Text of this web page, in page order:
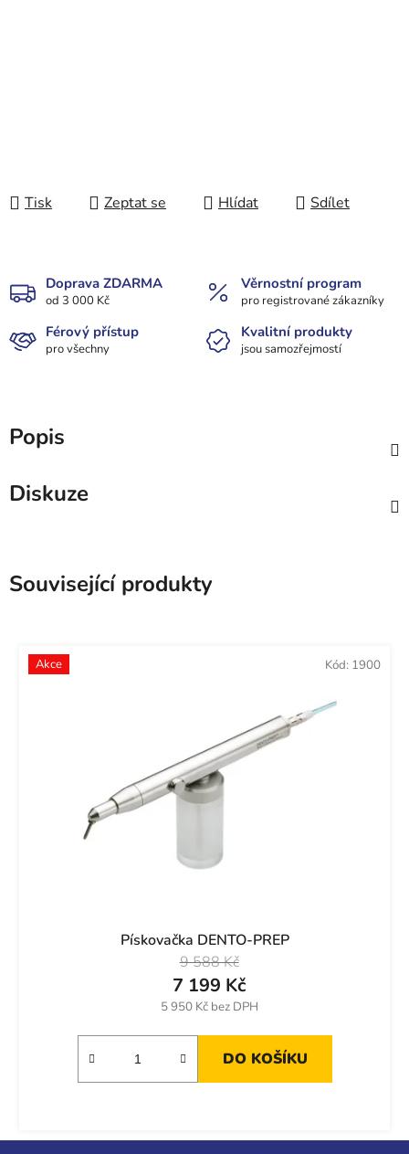
Tisk Zeptat se Hlídat Sdílet
Doprava ZDARMA
od 3 000 Kč
Věrnostní program
pro registrované zákazníky
Férový přístup
pro všechny
Kvalitní produkty
jsou samozřejmostí
Popis
Diskuze
Související produkty
Akce
Pískovačka DENTO-PREP
5 950 Kč bez DPH
7 199 Kč
9 588 Kč
DO KOŠÍKU
Kód: 1900